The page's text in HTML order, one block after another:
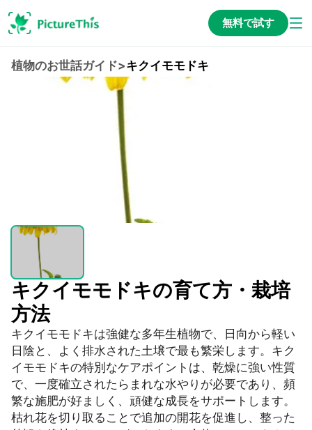
無料で試す
植物のお世話ガイド>キクイモモドキ
キクイモモドキの育て方・栽培
方法
キクイモモドキは強健な多年生植物で、日向から軽い
日陰と、よく排水された土壌で最も繁栄します。キク
イモモドキの特別なケアポイントは、乾燥に強い性質
で、一度確立されたらまれな水やりが必要であり、頻
繁な施肥が好ましく、頑健な成長をサポートします。
枯れ花を切り取ることで追加の開花を促進し、整った